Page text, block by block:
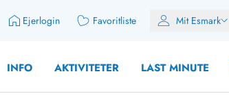
Ejerlogin Favoritliste Mit Esmark
INFO AKTIVITETER LAST MINUTE